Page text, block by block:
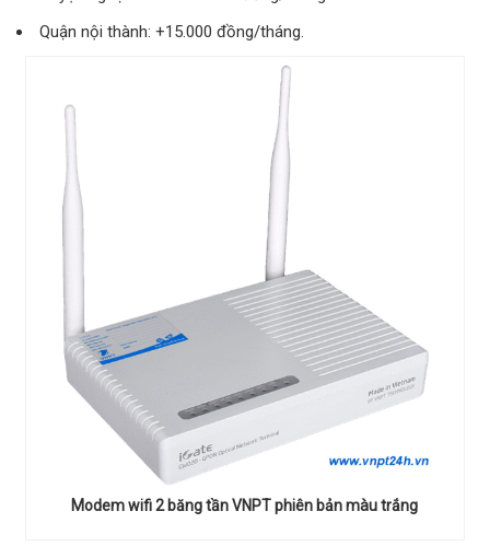
Quận nội thành: +15.000 đồng/tháng.
Modem wifi 2 băng tần VNPT phiên bản màu trắng